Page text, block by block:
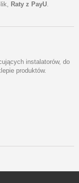
Raty z PayU.
instalatorów, do
produktów.